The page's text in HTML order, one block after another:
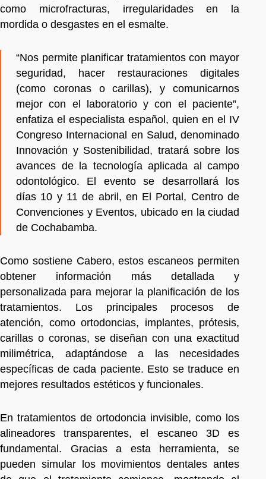
como microfracturas, irregularidades en la
mordida o desgastes en el esmalte.
“Nos permite planificar tratamientos con mayor
seguridad, hacer restauraciones digitales
(como coronas o carillas), y comunicarnos
mejor con el laboratorio y con el paciente”,
enfatiza el especialista español, quien en el IV
Congreso Internacional en Salud, denominado
Innovación y Sostenibilidad, tratará sobre los
avances de la tecnología aplicada al campo
odontológico. El evento se desarrollará los
días 10 y 11 de abril, en El Portal, Centro de
Convenciones y Eventos, ubicado en la ciudad
de Cochabamba.
Como sostiene Cabero, estos escaneos permiten
obtener información más detallada y
personalizada para mejorar la planificación de los
tratamientos. Los principales procesos de
atención, como ortodoncias, implantes, prótesis,
carillas o coronas, se diseñan con una exactitud
milimétrica, adaptándose a las necesidades
específicas de cada paciente. Esto se traduce en
mejores resultados estéticos y funcionales.
En tratamientos de ortodoncia invisible, como los
alineadores transparentes, el escaneo 3D es
fundamental. Gracias a esta herramienta, se
pueden simular los movimientos dentales antes